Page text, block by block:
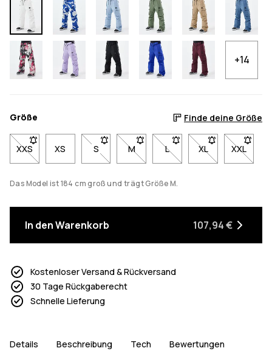
+14
Größe Finde deine Größe
XXS- Größe XXS nicht verfügbar. Klicke, um benachrichtigt zu
XS S- Größe S nicht verfügbar. Klicke, um
M- Größe M nicht verfügbar. Klicke,
L- Größe L nicht
XL- Größe XL nicht
XXL- Größe
Das Model ist 184 cm groß und trägt Größe M.
In den Warenkorb 107,94 €
Kostenloser Versand & Rückversand
30 Tage Rückgaberecht
Schnelle Lieferung
Details Beschreibung Tech Bewertungen